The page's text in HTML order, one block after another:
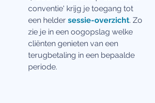
conventie' krijg je toegang tot
een helder sessie-overzicht. Zo
zie je in een oogopslag welke
cliënten genieten van een
terugbetaling in een bepaalde
periode.